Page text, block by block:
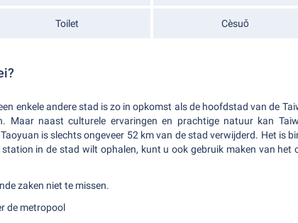
Toilet Cèsuǒ
enkele andere stad is zo in opkomst als de hoofdstad van de
Maar naast culturele ervaringen en prachtige natuur kan
is slechts ongeveer 52 km van de stad verwijderd. Het is
in de stad wilt ophalen, kunt u ook gebruik maken van het
zaken niet te missen.
de metropool